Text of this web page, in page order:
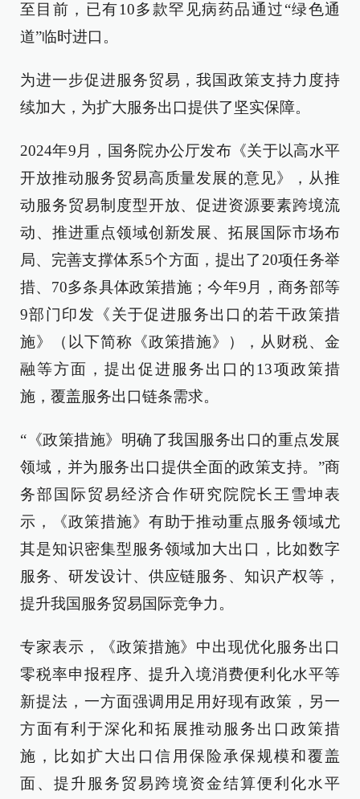
至目前，已有10多款罕见病药品通过“绿色通
道”临时进口。
为进一步促进服务贸易，我国政策支持力度持
续加大，为扩大服务出口提供了坚实保障。
2024年9月，国务院办公厅发布《关于以高水平
开放推动服务贸易高质量发展的意见》，从推
动服务贸易制度型开放、促进资源要素跨境流
动、推进重点领域创新发展、拓展国际市场布
局、完善支撑体系5个方面，提出了20项任务举
措、70多条具体政策措施；今年9月，商务部等
9部门印发《关于促进服务出口的若干政策措
施》（以下简称《政策措施》），从财税、金
融等方面，提出促进服务出口的13项政策措
施，覆盖服务出口链条需求。
“《政策措施》明确了我国服务出口的重点发展
领域，并为服务出口提供全面的政策支持。”商
务部国际贸易经济合作研究院院长王雪坤表
示，《政策措施》有助于推动重点服务领域尤
其是知识密集型服务领域加大出口，比如数字
服务、研发设计、供应链服务、知识产权等，
提升我国服务贸易国际竞争力。
专家表示，《政策措施》中出现优化服务出口
零税率申报程序、提升入境消费便利化水平等
新提法，一方面强调用足用好现有政策，另一
方面有利于深化和拓展推动服务出口政策措
施，比如扩大出口信用保险承保规模和覆盖
面、提升服务贸易跨境资金结算便利化水平